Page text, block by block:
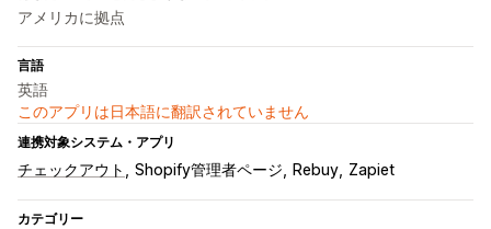
アメリカに拠点
言語
英語
このアプリは日本語に翻訳されていません
連携対象システム・アプリ
チェックアウト Shopify管理者ページ Rebuy Zapiet
カテゴリー